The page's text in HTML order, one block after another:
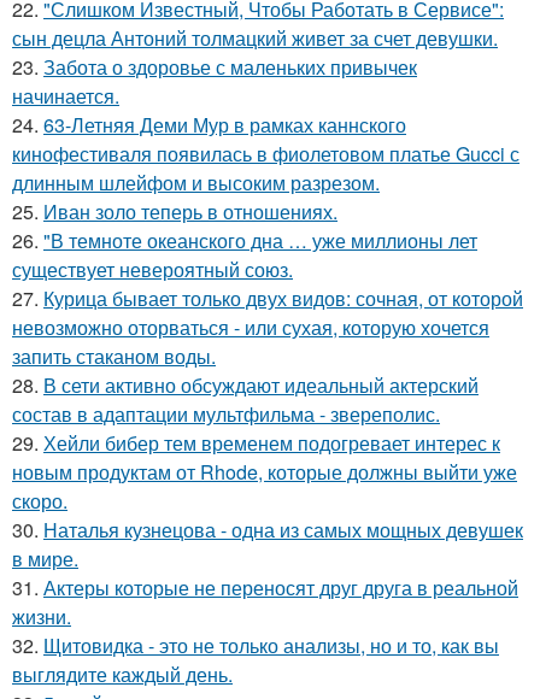
22. "Слишком Известный, Чтобы Работать в Сервисе":
сын децла Антоний толмацкий живет за счет девушки.
23. Забота о здоровье с маленьких привычек
начинается.
24. 63-Летняя Деми Мур в рамках каннского
кинофестиваля появилась в фиолетовом платье Gucci с
длинным шлейфом и высоким разрезом.
25. Иван золо теперь в отношениях.
26. "В темноте океанского дна … уже миллионы лет
существует невероятный союз.
27. Курица бывает только двух видов: сочная, от которой
невозможно оторваться - или сухая, которую хочется
запить стаканом воды.
28. В сети активно обсуждают идеальный актерский
состав в адаптации мультфильма - звереполис.
29. Хейли бибер тем временем подогревает интерес к
новым продуктам от Rhode, которые должны выйти уже
скоро.
30. Наталья кузнецова - одна из самых мощных девушек
в мире.
31. Актеры которые не переносят друг друга в реальной
жизни.
32. Щитовидка - это не только анализы, но и то, как вы
выглядите каждый день.